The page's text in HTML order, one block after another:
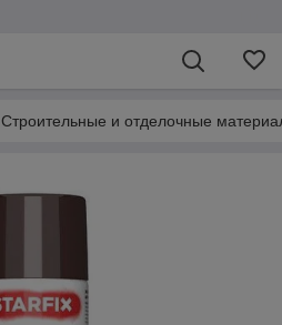
Строительные и отделочные